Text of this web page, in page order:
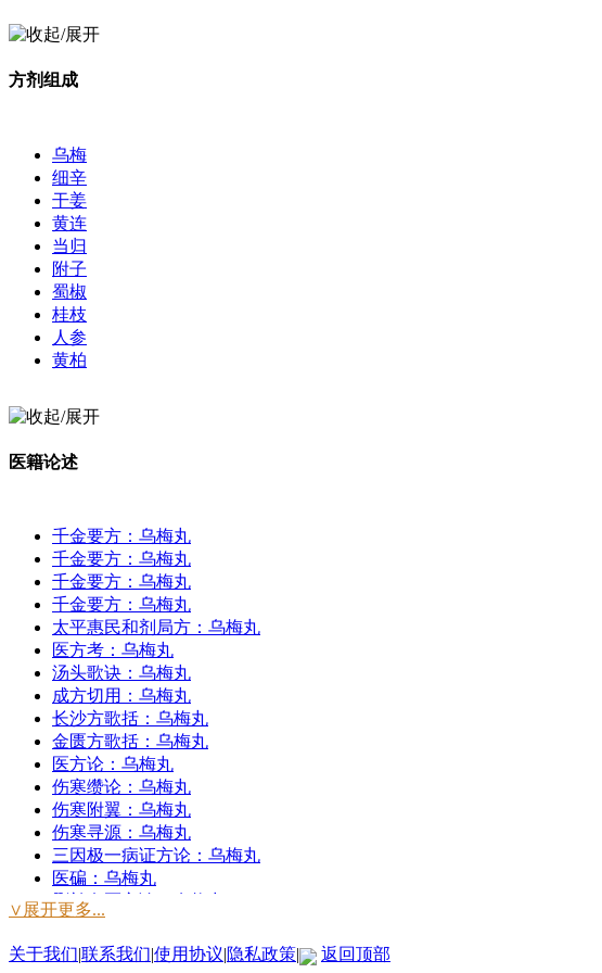
方剂组成
乌梅
细辛
干姜
黄连
当归
附子
蜀椒
桂枝
人参
黄柏
医籍论述
千金要方：乌梅丸
千金要方：乌梅丸
千金要方：乌梅丸
千金要方：乌梅丸
太平惠民和剂局方：乌梅丸
医方考：乌梅丸
汤头歌诀：乌梅丸
成方切用：乌梅丸
长沙方歌括：乌梅丸
金匮方歌括：乌梅丸
医方论：乌梅丸
伤寒缵论：乌梅丸
伤寒附翼：乌梅丸
伤寒寻源：乌梅丸
三因极一病证方论：乌梅丸
医碥：乌梅丸
删补名医方论：乌梅丸
古今名医方论：乌梅丸
医方集解：乌梅丸
∨展开更多...
关于我们|联系我们|使用协议|隐私政策| 返回顶部